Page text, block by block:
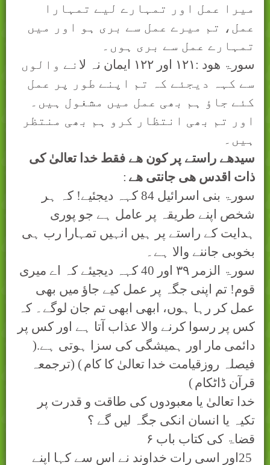
میرا عمل اور تمہارے لیے تمہارا
عمل، تم میرے عمل سے بری ہو اور میں
تمہارے عمل سے بری ہوں۔
سورۃ ھود :۱۲۱ اور ۱۲۲ ایمان نہ ﻻ نے والوں
سے کہہ دیجئے کہ تم اپنے طور پر عمل
کئے جاؤ ہم بھی عمل میں مشغول ہیں۔
اور تم بھی انتظار کرو ہم بھی منتظر
ہیں۔
سيدھے راستے پر کون ھے فقط خدا تعالیٰ کی
ذات اقدس ھی جانتی ھے :
سورۃ بنی اسرائيل 84 کہہ دیجئیے! کہ ہر
شخص اپنے طریقہ پر عامل ہے جو پوری
ہدایت کے راستے پر ہیں انہیں تمہارا رب ہی
بخوبی جاننے وا ﻻ ہے۔
سورۃ الزمر ۳۹
اور 40 کہہ دیجیئے کہ اے میری
قوم! تم اپنی جگہ پر عمل کیے جاؤ میں بھی
عمل کر رہا ہوں، ابھی ابھی تم جان لوگے۔ کہ
کس پر رسوا کرنے وا ﻻ عذاب آتا ہے اور کس پر
دائمی مار اور ہمیشگی کی سزا ہوتی ہے.(
فيصلہ روزقيامت خدا تعالیٰ کا کام) (ترجمعہ
قرآن ڈاٹکام)
خدا تعالیٰ يا معبودوں کی طاقت و قدرت پر
تکيہ يا انسان انکی جگہ ليں گے ؟
قضاۃ کی کتاب باب ۶
25 اور اسی رات خداوند نے اس سے کہا اپنے